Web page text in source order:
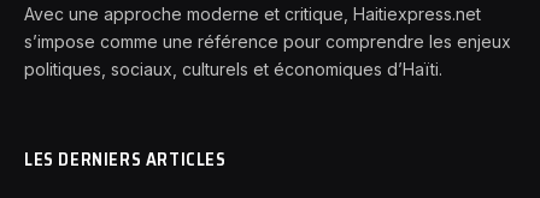
Avec une approche moderne et critique, Haitiexpress.net
s’impose comme une référence pour comprendre les enjeux
politiques, sociaux, culturels et économiques d’Haïti.
LES DERNIERS ARTICLES